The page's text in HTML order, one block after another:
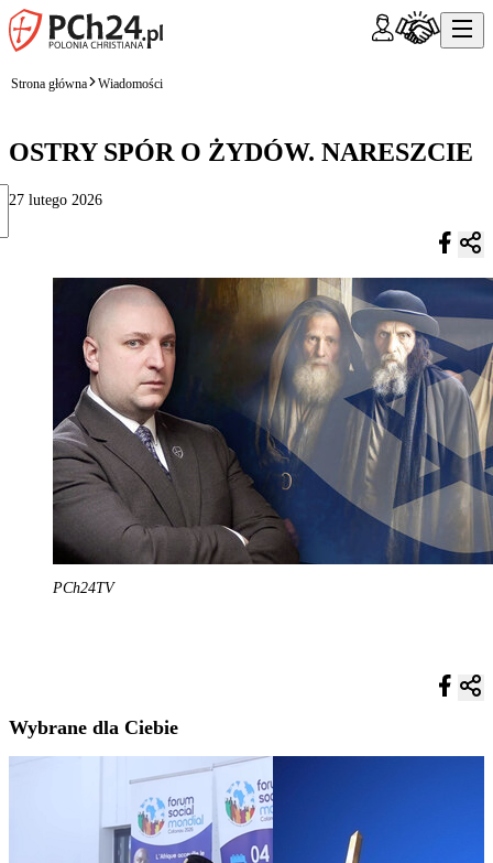
Strona główna Wiadomości
OSTRY SPÓR O ŻYDÓW. NARESZCIE
27 lutego 2026
PCh24TV
Wybrane dla Ciebie